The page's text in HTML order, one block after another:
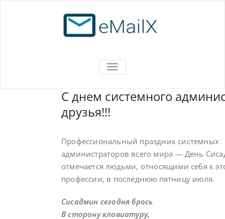
eMailX
Частный почтовый сервер
ПОКАЗАТЬ/СКРЫТЬ
С днем системного
друзья!!!
Профессиональный праздник системных
администраторов всего мира — День
отмечается людьми, относящими себя к
профессии, в последнюю пятницу июля.
Сисадмин сегодня брось
В сторону клавиатуру,